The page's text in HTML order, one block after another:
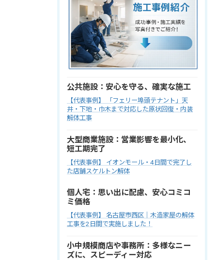
公共施設：安心を守る、確実な施工
【代表事例】 「フェリー埠頭テナント」天
井・下地・巾木まで対応した原状回復・内装
解体工事
大型商業施設：営業影響を最小化、
短工期完了
【代表事例】 イオンモール・4日間で完了し
た店舗スケルトン解体
個人宅：思い出に配慮、安心コミコ
ミ価格
【代表事例】 名古屋市西区｜木造家屋の解体
工事を2日間で実施しました！
小中規模商店や事務所：多様なニー
ズに、スピーディー対応